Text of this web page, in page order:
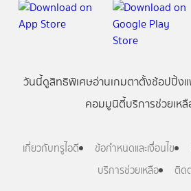
วันนี้ดูสิทธิพิเศษอ่านเกมตาตั้งช้อปปิ้ง
คอมมูนิตี้บริการช่วยเห
เกี่ยวกับทรูไอดี ข้อกำหนดและเงื่อนไข
บริการช่วยเหลือ
ติด